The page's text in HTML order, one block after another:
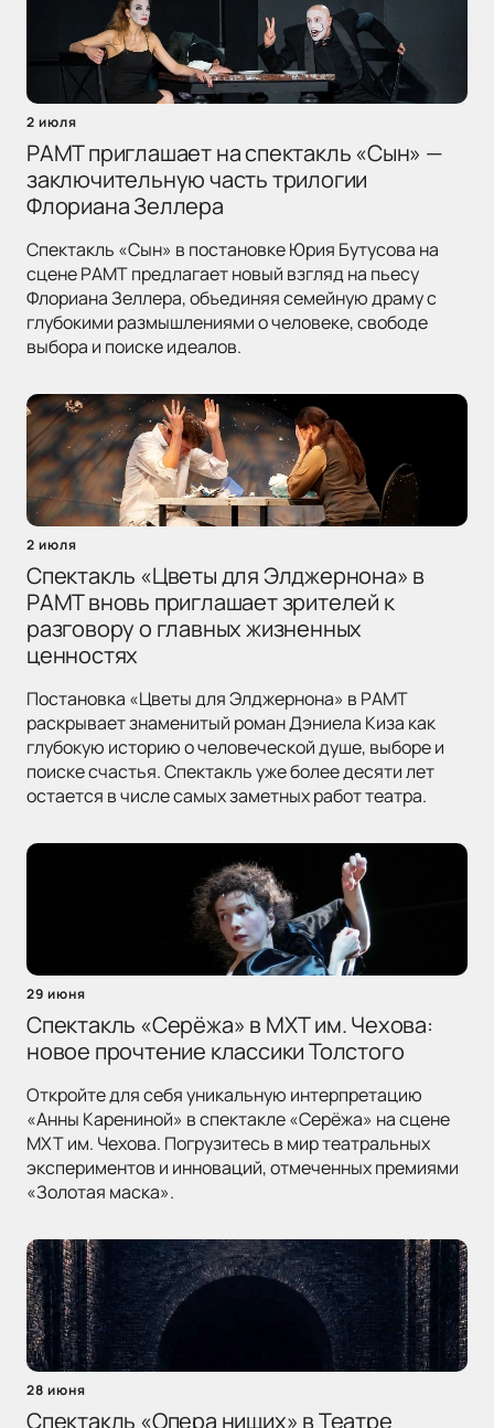
2 июля
РАМТ приглашает на спектакль «Сын» —
заключительную часть трилогии
Флориана Зеллера
Спектакль «Сын» в постановке Юрия Бутусова на
сцене РАМТ предлагает новый взгляд на пьесу
Флориана Зеллера, объединяя семейную драму с
глубокими размышлениями о человеке, свободе
выбора и поиске идеалов.
2 июля
Спектакль «Цветы для Элджернона» в
РАМТ вновь приглашает зрителей к
разговору о главных жизненных
ценностях
Постановка «Цветы для Элджернона» в РАМТ
раскрывает знаменитый роман Дэниела Киза как
глубокую историю о человеческой душе, выборе и
поиске счастья. Спектакль уже более десяти лет
остается в числе самых заметных работ театра.
29 июня
Спектакль «Серёжа» в МХТ им. Чехова:
новое прочтение классики Толстого
Откройте для себя уникальную интерпретацию
«Анны Карениной» в спектакле «Серёжа» на сцене
МХТ им. Чехова. Погрузитесь в мир театральных
экспериментов и инноваций, отмеченных премиями
«Золотая маска».
28 июня
Спектакль «Опера нищих» в Театре